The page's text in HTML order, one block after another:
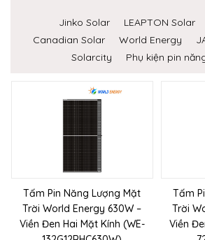
Jinko Solar LEAPTON Solar
Canadian Solar
World Energy
Solarcity
Phụ kiện pin
Tấm Pin Năng Lượng Mặt
Trời World Energy 630W –
Viền Đen Hai Mặt Kính (WE-
Tấm
Trời
Viền